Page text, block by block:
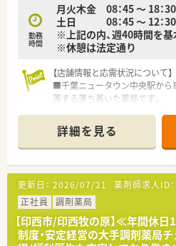
…LTD制度(休業補償制度)を導
療養する期間、
一定の収入を保証しています。
あります！
社員が安心して長く働けるよう
社です。
勤務
時間
月火木金 08：45 〜 18：30
土日 08：45 〜 12：30
※上記の内、週40時間を
※休憩は法定通り
【店舗情報と応需状況について】
■千葉ニュータウン中央駅から
置する落ち着いた薬局です。
100枚から200枚です。
■常時薬剤師3名体制で、1,500
処方に対応しています。
【法人特徴について】
■千葉県印西市に根差した1店舗
なく安心して長く働けます。
■薬局経営のノウハウが豊富な
運営している薬局です。
■経営者との距離が近く、現場
詳細を見る
更新日： 2026/07/21 薬剤師求人ID：
正社員
調剤薬局
【印西市/印西牧の原】≪年間休
制度・安定経営の大手調剤薬局